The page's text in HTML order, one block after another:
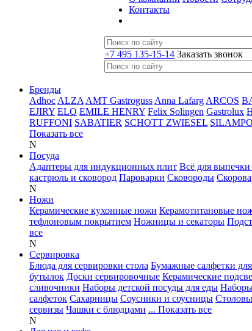
Контакты
+7 495 135-15-14 Заказать звонок
Бренды
Adhoc ALZA AMT Gastroguss Anna Lafarg ARCOS
EJIRY ELO EMILE HENRY Felix Solingen Gastrolux
RUFFONI SABATIER SCHOTT ZWIESEL
Показать все
N
Посуда
Адаптеры для индукционных плит Всё для выпечки
кастрюль и сковород Пароварки Сковороды
N
Ножи
Керамические кухонные ножи Керамотитановые
тефлоновым покрытием Ножницы и секаторы
все
N
Сервировка
Блюда для сервировки стола Бумажные салфетки
бутылок Доски сервировочные Керамические
сливочники Наборы детской посуды для еды
салфеток Сахарницы Соусники и соусницы
сервизы Чашки с блюдцами ... Показать все
N